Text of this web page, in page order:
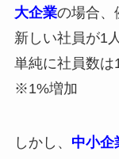
大企業の場合、
新しい社員が1
単純に社員数は
※1%増加
しかし、 中小企